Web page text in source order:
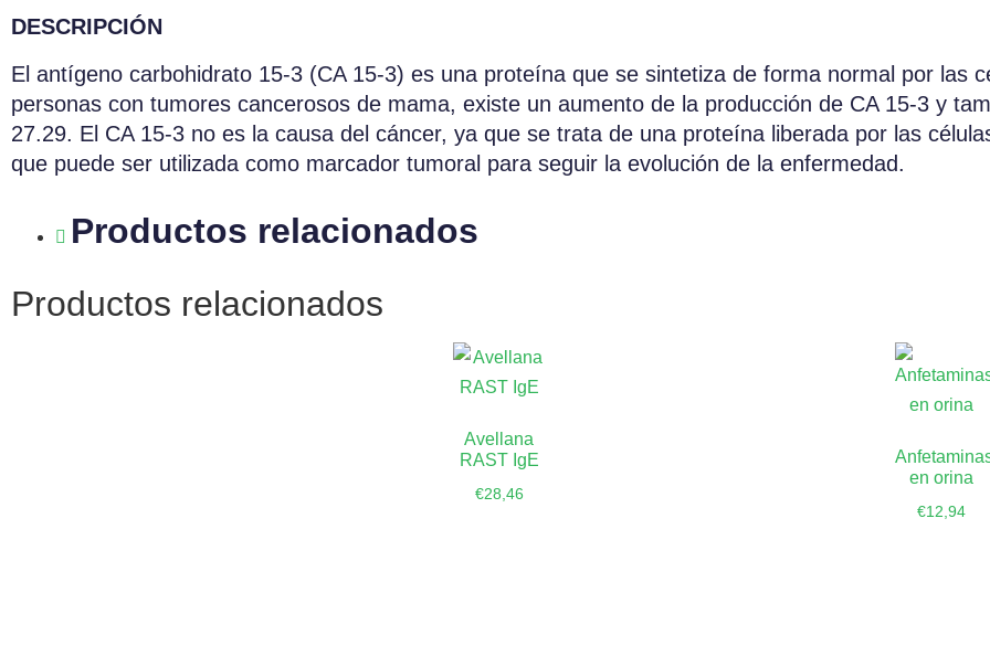
DESCRIPCIÓN
El antígeno carbohidrato 15-3 (CA 15-3) es una proteína que se sintetiza de forma normal por las
personas con tumores cancerosos de mama, existe un aumento de la producción de CA 15-3 y
27.29. El CA 15-3 no es la causa del cáncer, ya que se trata de una proteína liberada por las
que puede ser utilizada como marcador tumoral para seguir la evolución de la enfermedad.
Productos relacionados
Productos relacionados
Avellana
RAST IgE
€28,46
en orina
€12,94